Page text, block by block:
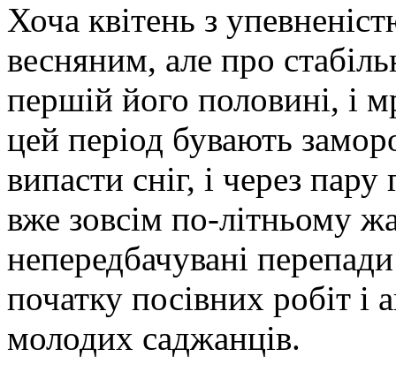
Хоча квітень з
весняним, але про
першій його половині, і
цей період бувають
випасти сніг, і через
вже зовсім по-літньому
непередбачувані
початку посівних робіт і
молодих саджанців.